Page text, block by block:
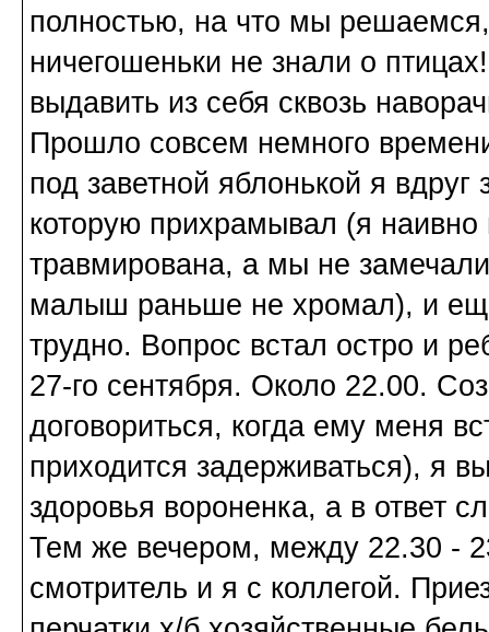
полностью, на что мы
ничегошеньки не знали о
выдавить из себя сквозь
Прошло совсем немного
под заветной яблонькой я
которую прихрамывал (я наивно
травмирована, а мы не
малыш раньше не хромал), и
трудно. Вопрос встал остро и
27-го сентября. Около 22.00.
договориться, когда ему меня
приходится задерживаться), я
здоровья вороненка, а в ответ
Тем же вечером, между 22.30 -
смотритель и я с коллегой.